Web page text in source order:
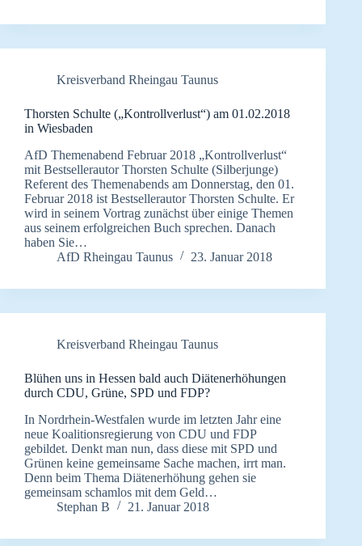
Kreisverband Rheingau Taunus
Thorsten Schulte („Kontrollverlust“) am 01.02.2018
in Wiesbaden
AfD Themenabend Februar 2018 „Kontrollverlust“
mit Bestsellerautor Thorsten Schulte (Silberjunge)
Referent des Themenabends am Donnerstag, den 01.
Februar 2018 ist Bestsellerautor Thorsten Schulte. Er
wird in seinem Vortrag zunächst über einige Themen
aus seinem erfolgreichen Buch sprechen. Danach
haben Sie…
AfD Rheingau Taunus
23. Januar 2018
Kreisverband Rheingau Taunus
Blühen uns in Hessen bald auch Diätenerhöhungen
durch CDU, Grüne, SPD und FDP?
In Nordrhein-Westfalen wurde im letzten Jahr eine
neue Koalitionsregierung von CDU und FDP
gebildet. Denkt man nun, dass diese mit SPD und
Grünen keine gemeinsame Sache machen, irrt man.
Denn beim Thema Diätenerhöhung gehen sie
gemeinsam schamlos mit dem Geld…
Stephan B
21. Januar 2018